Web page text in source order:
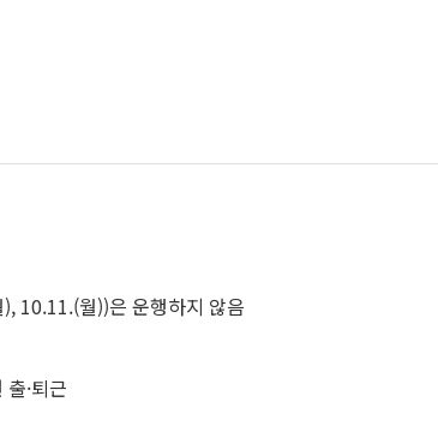
10.11.(월))은 운행하지 않음
·퇴근